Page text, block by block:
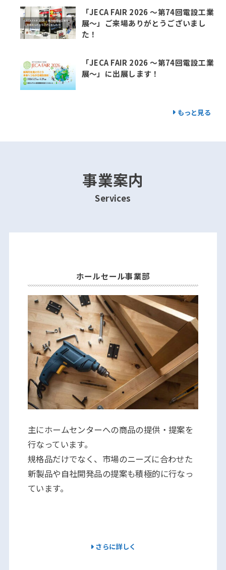
「JECA FAIR 2026 ～第74回電設工業
展～」ご来場ありがとうございまし
た！
「JECA FAIR 2026 ～第74回電設工業
展～」に出展します！
もっと見る
事業案内
Services
ホールセール事業部
主にホームセンターへの商品の提供・提案を
行なっています。
規格品だけでなく、市場のニーズに合わせた
新製品や自社開発品の提案も積極的に行なっ
ています。
さらに詳しく